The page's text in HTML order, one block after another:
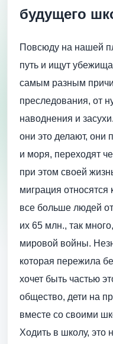
будущего
Повсюду на нашей
путь и ищут
самым разным
преследования, от
наводнения и
они это делают, они
и моря, переходят
при этом своей
миграция
все больше людей
их 65 млн., так
мировой войны.
которая пережила
хочет быть частью
общество, дети на
вместе со своими
Ходить в школу, это